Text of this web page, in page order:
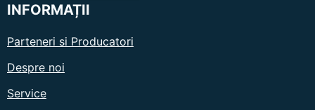
INFORMAȚII
Parteneri si Producatori
Despre noi
Service